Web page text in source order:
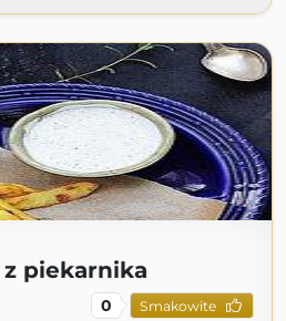
piekarnika
0 Smakowite